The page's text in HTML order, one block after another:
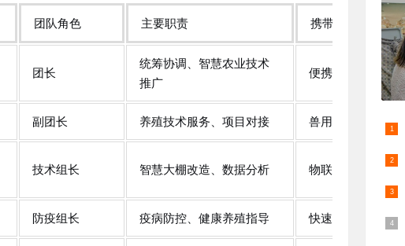
团队角色 主要职责 携带技术装备
团长
统筹协调、智慧农业技术
推广
便携式土壤检测仪
副团长 养殖技术服务、项目对接 兽用便携B超机
技术组长 智慧大棚改造、数据分析 物联网传感器套装
防疫组长 疫病防控、健康养殖指导 快速诊断试剂盒